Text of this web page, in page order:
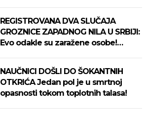
REGISTROVANA DVA SLUČAJA
GROZNICE ZAPADNOG NILA U SRBIJI:
Evo odakle su zaražene osobe!
NAUČNICI DOŠLI DO ŠOKANTNIH
OTKRIĆA Jedan pol je u smrtnoj
opasnosti tokom toplotnih talasa!